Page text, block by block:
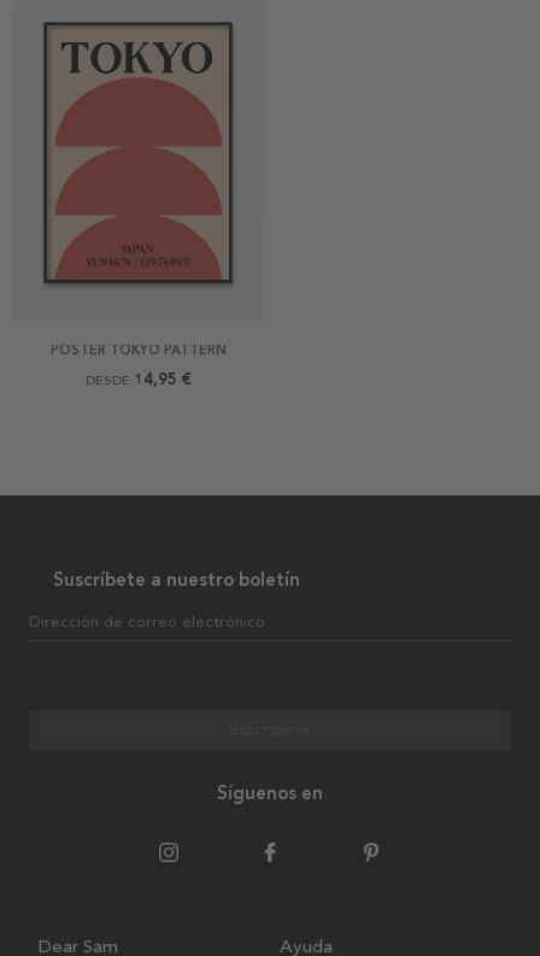
POSTER TOKYO PATTERN
DESDE 14,95 €
Suscríbete a nuestro boletín
Dirección de correo electrónico
Síguenos en
Dear Sam Ayuda